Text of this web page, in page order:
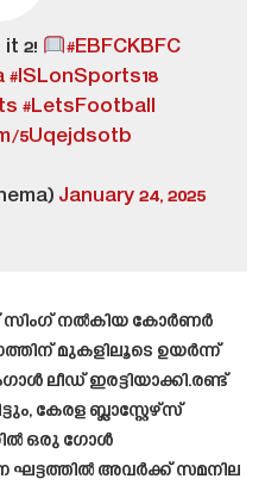
it 2!
#EBFCKBFC
#ISLonSports18
#LetsFootball
5Uqejdsotb
January 24, 2025
സിംഗ് നൽകിയ കോർണർ
മുകളിലൂടെ ഉയർന്ന്
ലീഡ് ഇരട്ടിയാക്കി.രണ്ട്
കേരള ബ്ലാസ്റ്റേഴ്‌സ്
ഒരു ഗോൾ
ഘട്ടത്തിൽ അവർക്ക് സമനില